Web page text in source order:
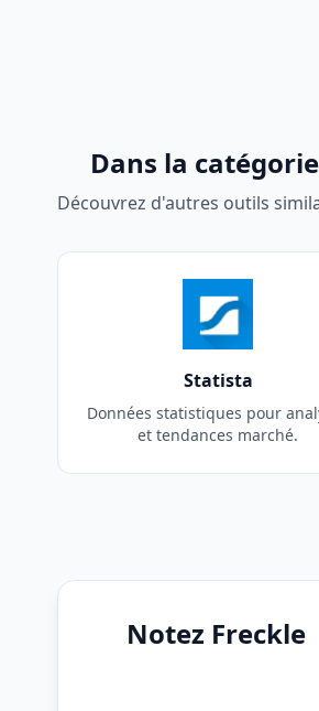
Dans la
Découvrez d'autres outils
Statista
Données statistiques pour
et tendances marché.
Notez Freckle